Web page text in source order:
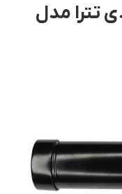
تترا مدل